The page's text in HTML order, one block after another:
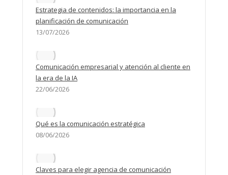
Estrategia de contenidos: la importancia en la
planificación de comunicación
13/07/2026
Comunicación empresarial y atención al cliente en
la era de la IA
22/06/2026
Qué es la comunicación estratégica
08/06/2026
Claves para elegir agencia de comunicación